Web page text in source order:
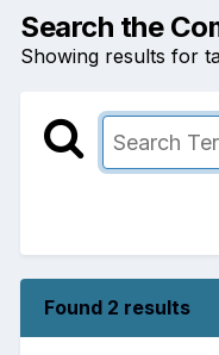
Search the
Showing results for
Found 2 results